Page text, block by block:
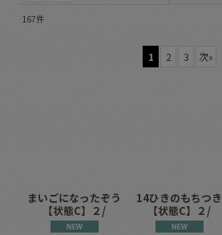
167件
1 2 3 次»
まいごになったぞう
【状態C】２/
14ひきのもちつき
【状態C】２/